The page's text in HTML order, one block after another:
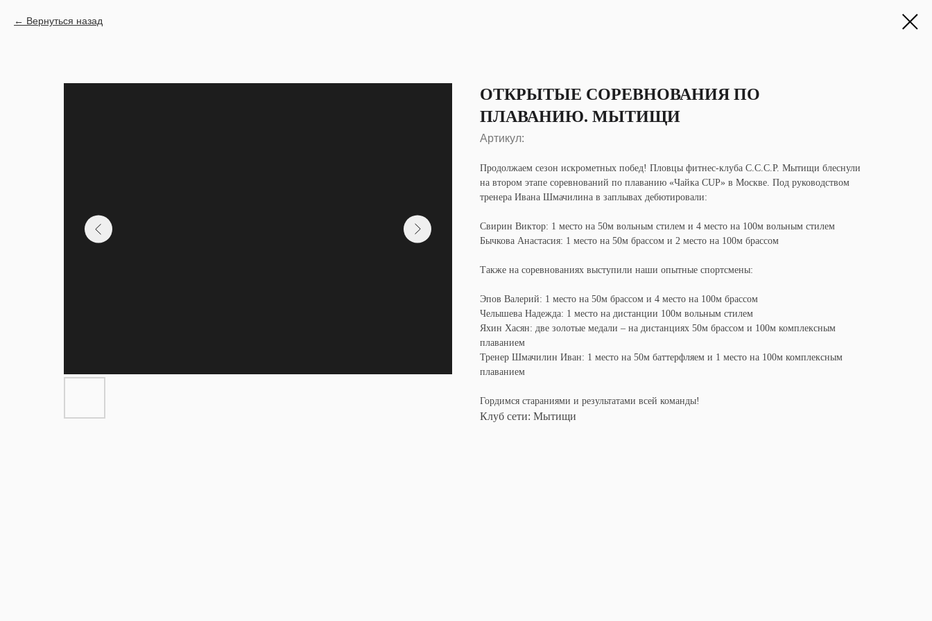
Вернуться назад
ОТКРЫТЫЕ СОРЕВНОВАНИЯ ПО
ПЛАВАНИЮ. МЫТИЩИ
Артикул:
Продолжаем сезон искрометных побед! Пловцы фитнес-клуба С.С.С.Р. Мытищи блеснули
на втором этапе соревнований по плаванию «Чайка CUP» в Москве. Под руководством
тренера Ивана Шмачилина в заплывах дебютировали:
Свирин Виктор: 1 место на 50м вольным стилем и 4 место на 100м вольным стилем
Бычкова Анастасия: 1 место на 50м брассом и 2 место на 100м брассом
Также на соревнованиях выступили наши опытные спортсмены:
Эпов Валерий: 1 место на 50м брассом и 4 место на 100м брассом
Челышева Надежда: 1 место на дистанции 100м вольным стилем
Яхин Хасян: две золотые медали – на дистанциях 50м брассом и 100м комплексным
плаванием
Тренер Шмачилин Иван: 1 место на 50м баттерфляем и 1 место на 100м комплексным
плаванием
Гордимся стараниями и результатами всей команды!
Клуб сети: Мытищи